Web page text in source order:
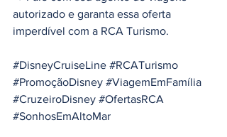
autorizado e garanta essa oferta
imperdível com a RCA Turismo.
#DisneyCruiseLine #RCATurismo
#PromoçãoDisney #ViagemEmFamília
#CruzeiroDisney #OfertasRCA
#SonhosEmAltoMar